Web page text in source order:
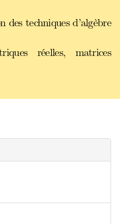
des techniques d’algèbre
réelles, matrices